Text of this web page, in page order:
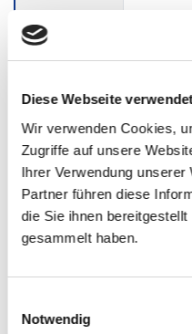
Diese Webseite
Wir verwenden Cookies,
Zugriffe auf unsere
Ihrer Verwendung
Partner führen diese
die Sie ihnen
gesammelt haben.
Notwendig
Volume
Various
Density